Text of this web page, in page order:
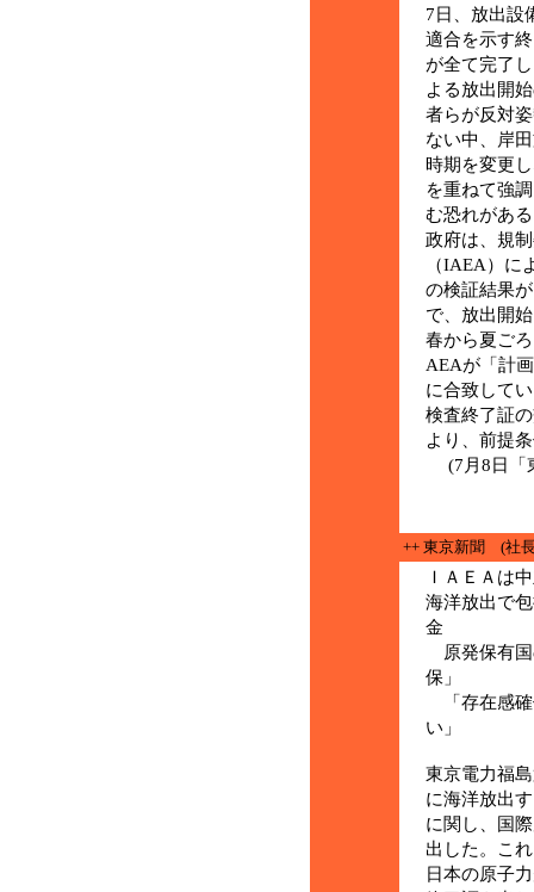
7日、放出設
適合を示す
が全て完了
よる放出開
者らが反対
ない中、岸
時期を変更
を重ねて強
む恐れがあ
政府は、規
（IAEA）に
の検証結果
で、放出開
春から夏ご
AEAが「計
に合致して
検査終了証
より、前提
(7月8日「
++ 東京新聞 (社
ＩＡＥＡは
海洋放出で
金
原発保有
保」
「存在感
い」
東京電力福
に海洋放出
に関し、国
出した。こ
日本の原子